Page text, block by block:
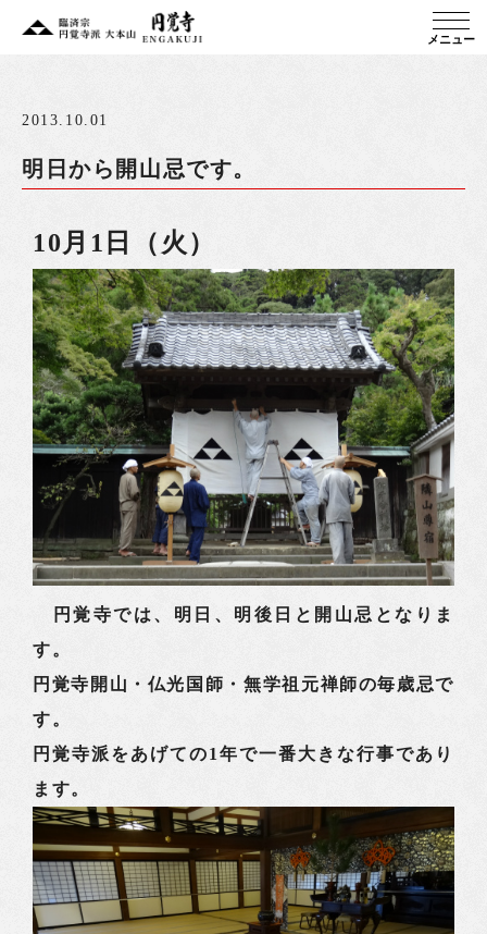
メニュー
2013.10.01
明日から開山忌です。
10月1日（火）
円覚寺では、明日、明後日と開山忌となりま
す。
円覚寺開山・仏光国師・無学祖元禅師の毎歳忌で
す。
円覚寺派をあげての1年で一番大きな行事であり
ます。